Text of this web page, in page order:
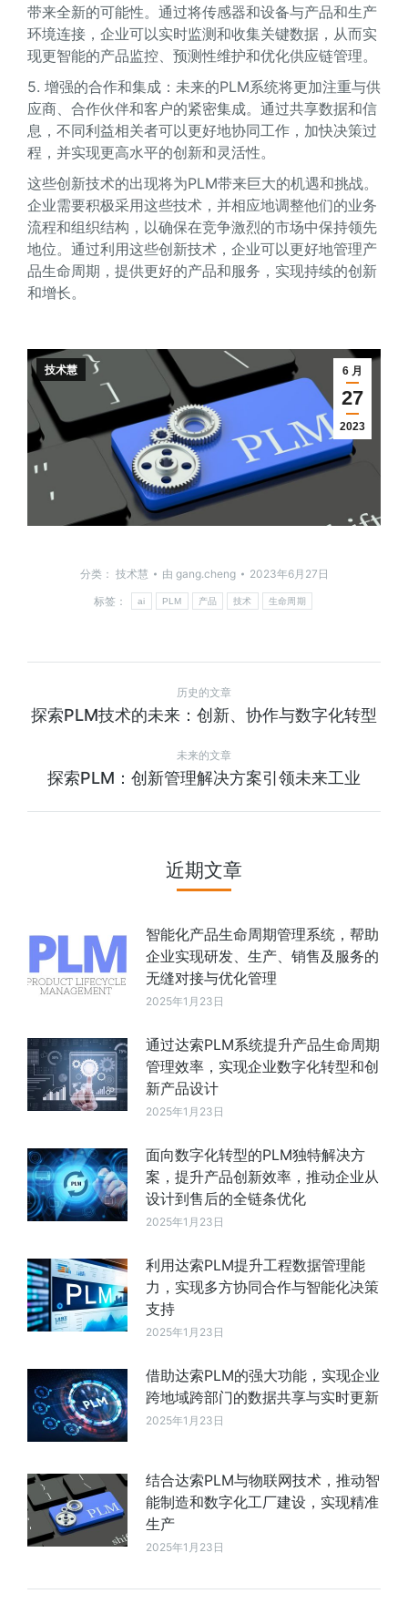
带来全新的可能性。通过将传感器和设备与产品和生产
环境连接，企业可以实时监测和收集关键数据，从而实
现更智能的产品监控、预测性维护和优化供应链管理。
5. 增强的合作和集成：未来的PLM系统将更加注重与供
应商、合作伙伴和客户的紧密集成。通过共享数据和信
息，不同利益相关者可以更好地协同工作，加快决策过
程，并实现更高水平的创新和灵活性。
这些创新技术的出现将为PLM带来巨大的机遇和挑战。
企业需要积极采用这些技术，并相应地调整他们的业务
流程和组织结构，以确保在竞争激烈的市场中保持领先
地位。通过利用这些创新技术，企业可以更好地管理产
品生命周期，提供更好的产品和服务，实现持续的创新
和增长。
6 月
27
2023
技术慧
分类： 技术慧 由 gang.cheng
2023年6月27日
标签：
ai PLM 产品 技术 生命周期
历史的文章
探索PLM技术的未来：创新、协作与数字化转型
未来的文章
探索PLM：创新管理解决方案引领未来工业
近期文章
智能化产品生命周期管理系统，帮助
企业实现研发、生产、销售及服务的
无缝对接与优化管理
2025年1月23日
通过达索PLM系统提升产品生命周期
管理效率，实现企业数字化转型和创
新产品设计
2025年1月23日
面向数字化转型的PLM独特解决方
案，提升产品创新效率，推动企业从
设计到售后的全链条优化
2025年1月23日
利用达索PLM提升工程数据管理能
力，实现多方协同合作与智能化决策
支持
2025年1月23日
借助达索PLM的强大功能，实现企业
跨地域跨部门的数据共享与实时更新
2025年1月23日
结合达索PLM与物联网技术，推动智
能制造和数字化工厂建设，实现精准
生产
2025年1月23日